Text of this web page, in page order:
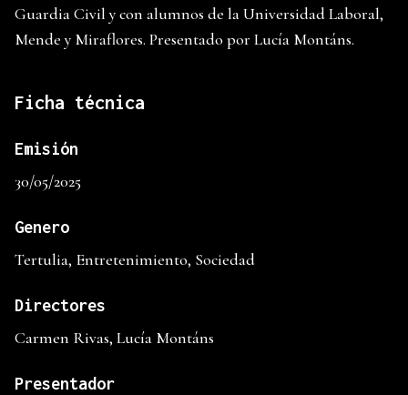
Guardia Civil y con alumnos de la Universidad Laboral,
Mende y Miraflores. Presentado por Lucía Montáns.
Ficha técnica
Emisión
30/05/2025
Genero
Tertulia, Entretenimiento, Sociedad
Directores
Carmen Rivas, Lucía Montáns
Presentador